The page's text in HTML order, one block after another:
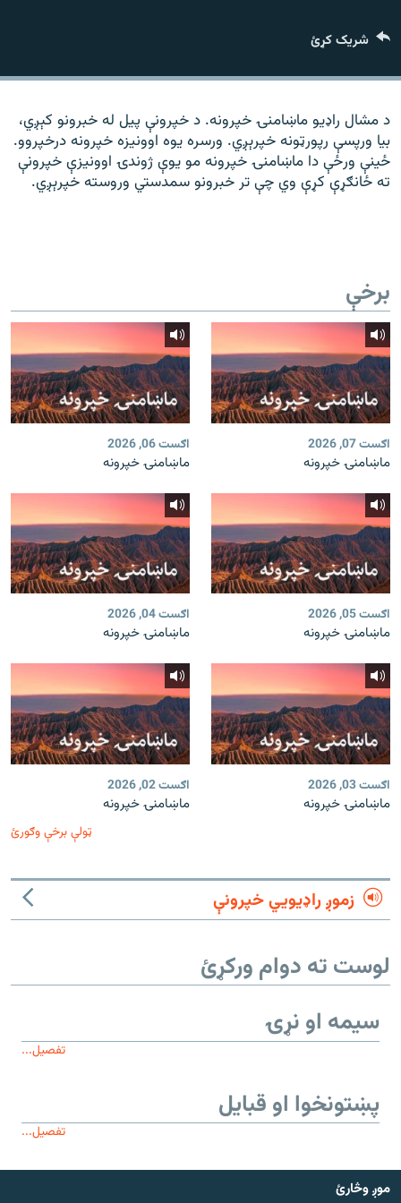
موږ وڅارئ
د ازادې اروپا راډیو ټولې ووبپاڼې
شریک کړئ
د مشال راډیو ماښامنۍ خپرونه. د خپرونې پیل له خبرونو کېږي،
بیا ورپسې رپورټونه خپرېږي. ورسره یوه اوونیزه خپرونه درخپروو.
ځینې ورځې دا ماښامنۍ خپرونه مو یوې ژوندۍ اوونیزې خپرونې
ته ځانګړې کړې وي چې تر خبرونو سمدستي وروسته خپرېږي.
برخې
اګست 07, 2026
ماښامنۍ خپرونه
اګست 06, 2026
ماښامنۍ خپرونه
اګست 05, 2026
ماښامنۍ خپرونه
اګست 04, 2026
ماښامنۍ خپرونه
اګست 03, 2026
ماښامنۍ خپرونه
اګست 02, 2026
ماښامنۍ خپرونه
ټولې برخې وګورئ
زموږ راډیويي خپرونې
لوست ته دوام ورکړئ
سیمه او نړۍ
تفصیل...
پښتونخوا او قبایل
تفصیل...
موږ وڅارئ